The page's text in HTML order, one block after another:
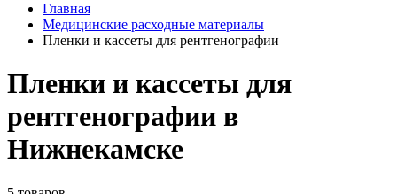
Главная
Медицинские расходные материалы
Пленки и кассеты для рентгенографии
Пленки и кассеты для
рентгенографии в
Нижнекамске